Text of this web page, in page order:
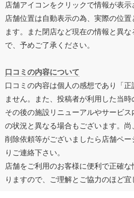
店舗アイコンをクリックで情報が表
店舗位置は自動表示の為、実際の位
ます。また閉店など現在の情報と異
で、予めご了承ください。
口コミの内容について
口コミの内容は個人の感想であり「
ません。また、投稿者が利用した当時
その後の施設リニューアルやサービ
の状況と異なる場合もございます。
削除依頼等がございましたら店舗ペー
りご連絡下さい。
店舗をご利用のお客様に便利で正確
りますので、ご理解とご協力のほど宜